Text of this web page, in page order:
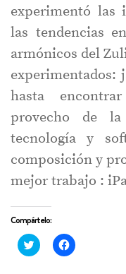
experimentó las
las tendencias
armónicos del
experimentados:
hasta
provecho de
tecnología y
composición y
mejor trabajo :
Compártelo:
Haz
clic
Haz
clic